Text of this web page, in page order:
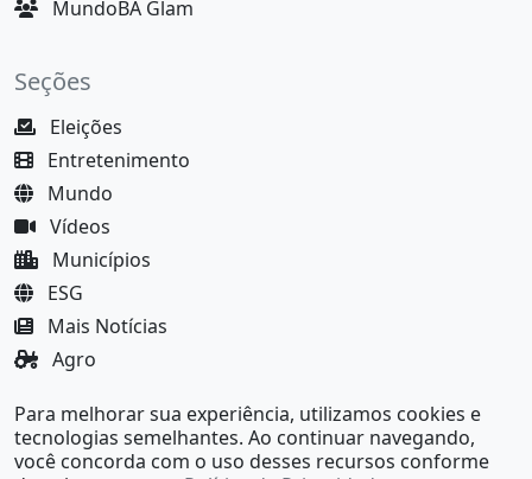
MundoBA Glam
Seções
Eleições
Entretenimento
Mundo
Vídeos
Municípios
ESG
Mais Notícias
Agro
MundoBA Black
Para melhorar sua experiência, utilizamos cookies e
tecnologias semelhantes. Ao continuar navegando,
você concorda com o uso desses recursos conforme